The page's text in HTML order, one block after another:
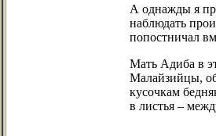
А однажды я
наблюдать
попостничал
Мать Адиба в
Малайзийцы,
кусочкам
в листья –